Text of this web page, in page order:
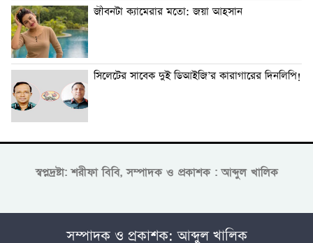
জীবনটা ক্যামেরার মতো: জয়া আহসান
সিলেটের সাবেক দুই ডিআইজি’র কারাগারের দিনলিপি!
স্বপ্নদ্রষ্টা: শরীফা বিবি, সম্পাদক ও প্রকাশক : আব্দুল খালিক
সম্পাদক ও প্রকাশক: আব্দুল খালিক